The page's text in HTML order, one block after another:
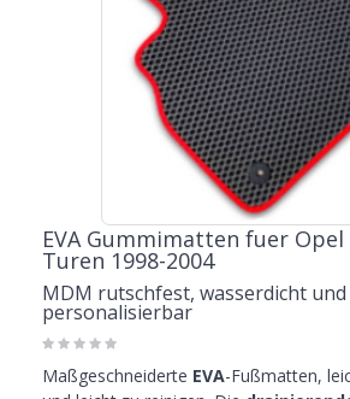
EVA Gummimatten fuer
Turen 1998-2004
MDM rutschfest, wasserdicht und
personalisierbar
Maßgeschneiderte EVA-Fußmatten,